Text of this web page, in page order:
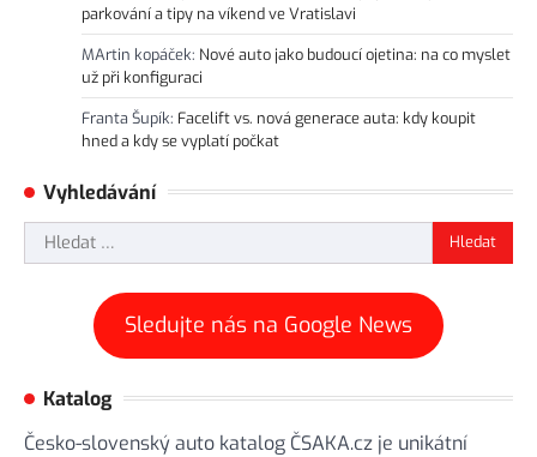
parkování a tipy na víkend ve Vratislavi
MArtin kopáček: Nové auto jako budoucí ojetina: na co myslet
už při konfiguraci
Franta Šupík: Facelift vs. nová generace auta: kdy koupit
hned a kdy se vyplatí počkat
Vyhledávání
Vyhledávání
Sledujte nás na Google News
Katalog
Česko-slovenský auto katalog ČSAKA.cz je unikátní